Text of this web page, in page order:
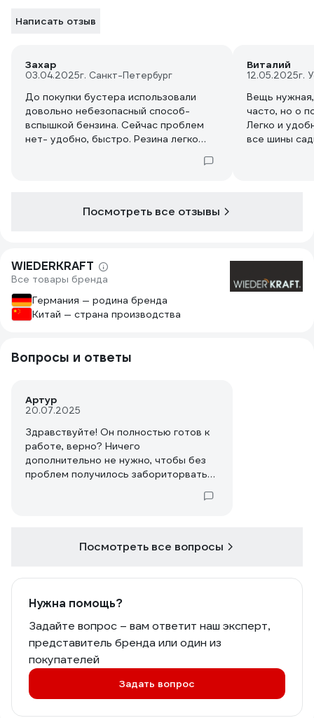
Написать отзыв
Захар
03.04.2025г. Санкт-Петербург
До покупки бустера использовали
довольно небезопасный способ-
вспышкой бензина. Сейчас проблем
нет- удобно, быстро. Резина легко
Виталий
12.05.2025г.
Вещь
часто, но о
Легко и
все шины
Посмотреть все отзывы
WIEDERKRAFT
Все товары бренда
Германия — родина бренда
Китай — страна производства
Вопросы и ответы
Артур
20.07.2025
Здравствуйте! Он полностью готов к
работе, верно? Ничего
дополнительно не нужно, чтобы без
проблем получилось забориторвать
Посмотреть все вопросы
Нужна помощь?
Задайте вопрос – вам ответит наш эксперт,
представитель бренда или один из
покупателей
Задать вопрос